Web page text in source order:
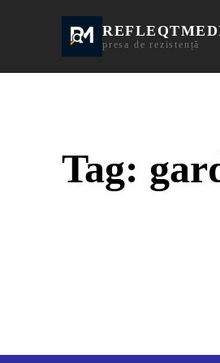
presa de rezistență
Tag: